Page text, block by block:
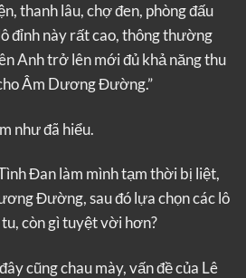
thanh lâu, chợ đen, phòng đấu
đỉnh này rất cao, thông thường
Anh trở lên mới đủ khả năng thu
Âm Dương Đường.”
như đã hiểu.
Đan làm mình tạm thời bị liệt,
Đường, sau đó lựa chọn các lô
còn gì tuyệt vời hơn?
cũng chau mày, vấn đề của Lê